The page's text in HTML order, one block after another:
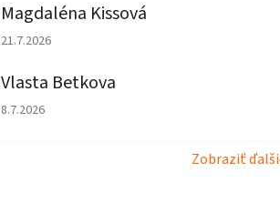
Magdaléna Kissová
Hodnotenie obchodu je 5 z 5 hviezdičiek.
21.7.2026
Vlasta Betkova
Hodnotenie obchodu je 4 z 5 hviezdičiek.
8.7.2026
Zobraziť